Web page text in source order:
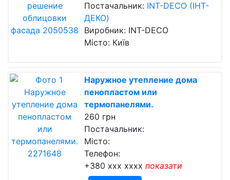
Постачальник: INT-DECO (ІНТ-
ДЕКО)
Виробник: INT-DECO
Місто: Київ
Наружное утепление дома
пенопластом или
термопанелями.
260 грн
Постачальник:
Місто:
Телефон:
+380 xxx xxxx показати